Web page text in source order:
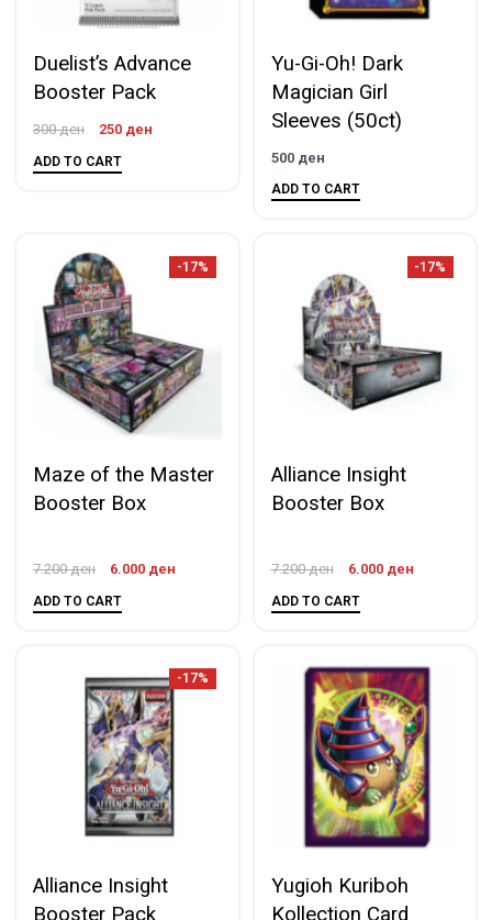
Duelist’s Advance
Booster Pack
300ден 250 ден
ADD TO CART
Yu-Gi-Oh! Dark
Magician Girl
Sleeves (50ct)
500 ден
ADD TO CART
-17%
Maze of the Master
Booster Box
7.200ден 6.000 ден
ADD TO CART
-17%
Alliance Insight
Booster Box
7.200ден 6.000 ден
ADD TO CART
-17%
Alliance Insight
Booster Pack
Yugioh Kuriboh
Kollection Card